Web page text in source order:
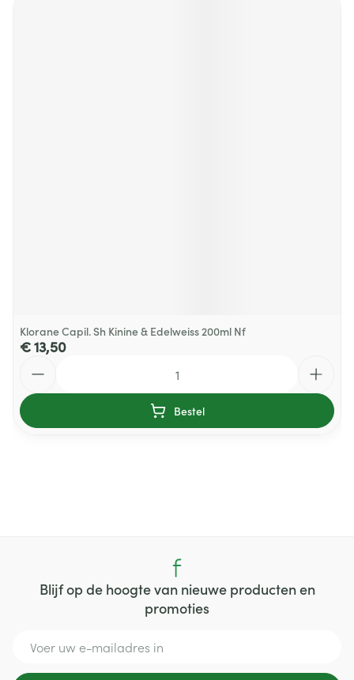
Klorane Capil. Sh Kinine & Edelweiss 200ml Nf
€ 13,50
Bestel
Blijf op de hoogte van nieuwe producten en
promoties